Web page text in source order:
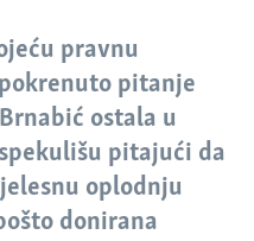
pravnu
pitanje
ostala u
pitajući da
oplodnju
donirana